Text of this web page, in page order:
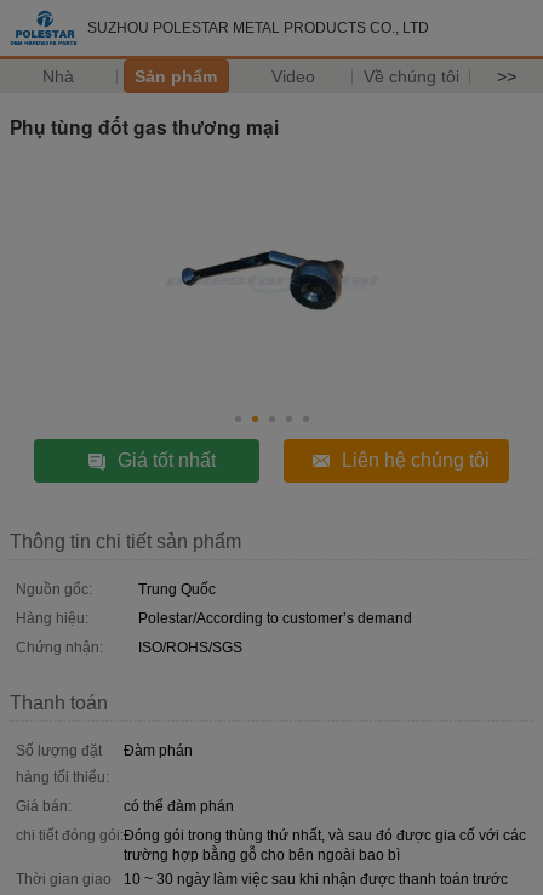
SUZHOU POLESTAR METAL PRODUCTS CO., LTD
Nhà Sản phẩm Video Về chúng tôi >>
Phụ tùng đốt gas thương mại
Giá tốt nhất Liên hệ chúng tôi
Thông tin chi tiết sản phẩm
Nguồn gốc:
Trung Quốc
Hàng hiệu:
Polestar/According to customer’s demand
Chứng nhận:
ISO/ROHS/SGS
Thanh toán
Số lượng đặt
hàng tối thiểu:
Đàm phán
Giá bán:
có thể đàm phán
chi tiết đóng gói:Đóng gói trong thùng thứ nhất, và sau đó được gia cố với các
trường hợp bằng gỗ cho bên ngoài bao bì
Thời gian giao
10 ~ 30 ngày làm việc sau khi nhận được thanh toán trước